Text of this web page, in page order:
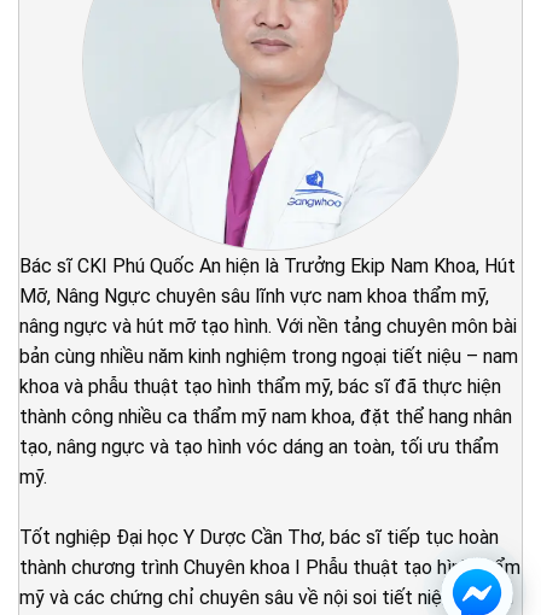
Bác sĩ CKI Phú Quốc An hiện là Trưởng Ekip Nam Khoa, Hút
Mỡ, Nâng Ngực chuyên sâu lĩnh vực nam khoa thẩm mỹ,
nâng ngực và hút mỡ tạo hình. Với nền tảng chuyên môn bài
bản cùng nhiều năm kinh nghiệm trong ngoại tiết niệu – nam
khoa và phẫu thuật tạo hình thẩm mỹ, bác sĩ đã thực hiện
thành công nhiều ca thẩm mỹ nam khoa, đặt thể hang nhân
tạo, nâng ngực và tạo hình vóc dáng an toàn, tối ưu thẩm
mỹ.
Tốt nghiệp Đại học Y Dược Cần Thơ, bác sĩ tiếp tục hoàn
thành chương trình Chuyên khoa I Phẫu thuật tạo hình thẩm
mỹ và các chứng chỉ chuyên sâu về nội soi tiết niệu, nội soi